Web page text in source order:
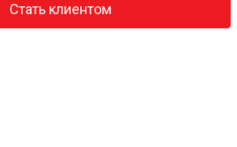
Стать клиентом